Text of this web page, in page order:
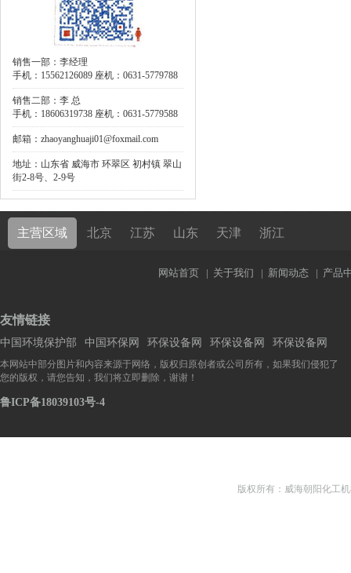
销售一部：李经理
手机：15562126089 座机：0631-5779788
销售二部：李 总
手机：18606319738 座机：0631-5779588
邮箱：zhaoyanghuaji01@foxmail.com
地址：山东省 威海市 环翠区 初村镇 翠山
街2-8号、2-9号
主营区域 北京 江苏 山东 天津 浙江
网站首页 | 关于我们 | 新闻动态 | 产品
友情链接
中国环境保护部 中国环保网 环保设备网 环保设备网 环保设备网
本网站中部分图片和内容来源于网络，版权归原创者或公司所有，如果我们侵犯了
您的版权，请您告知，我们将立即删除，谢谢！
鲁ICP备18039103号-4
版权所有：威海朝阳化工